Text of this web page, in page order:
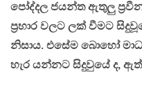
පෝද්දල ජයන්ත ඇතුලු
ප්‍රහාර වලට ලක් වීමට
නිසාය. එසේම බොහෝ
හැර යන්නට සිදුවුයේ ද,